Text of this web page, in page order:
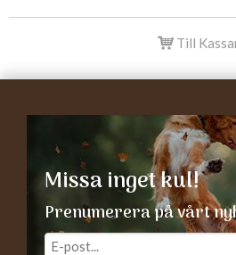
Till
Missa inget kul!
Prenumerera på vårt